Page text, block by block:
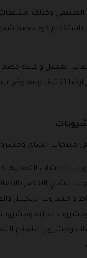
وكذلك مشتقات
العسل و عليه
ايضا تختلف
منتجات الشاي
الاعشاب
الشاي الاخضر
مشروب الزنجبيل
الحلبه
ومشروب النعناع
.